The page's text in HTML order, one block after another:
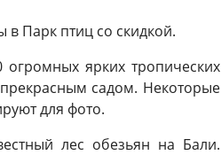
Парк птиц со скидкой.
ярких тропических
садом. Некоторые
для фото.
лес обезьян на Бали.